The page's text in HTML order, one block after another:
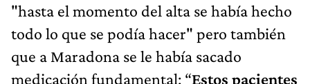
"hasta el momento del alta se había hecho
todo lo que se podía hacer" pero también
que a Maradona se le había sacado
medicación fundamental: “Estos pacientes